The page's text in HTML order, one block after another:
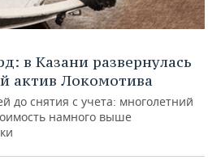
в Казани развернулась
актив Локомотива
до снятия с учета: многолетний
намного выше